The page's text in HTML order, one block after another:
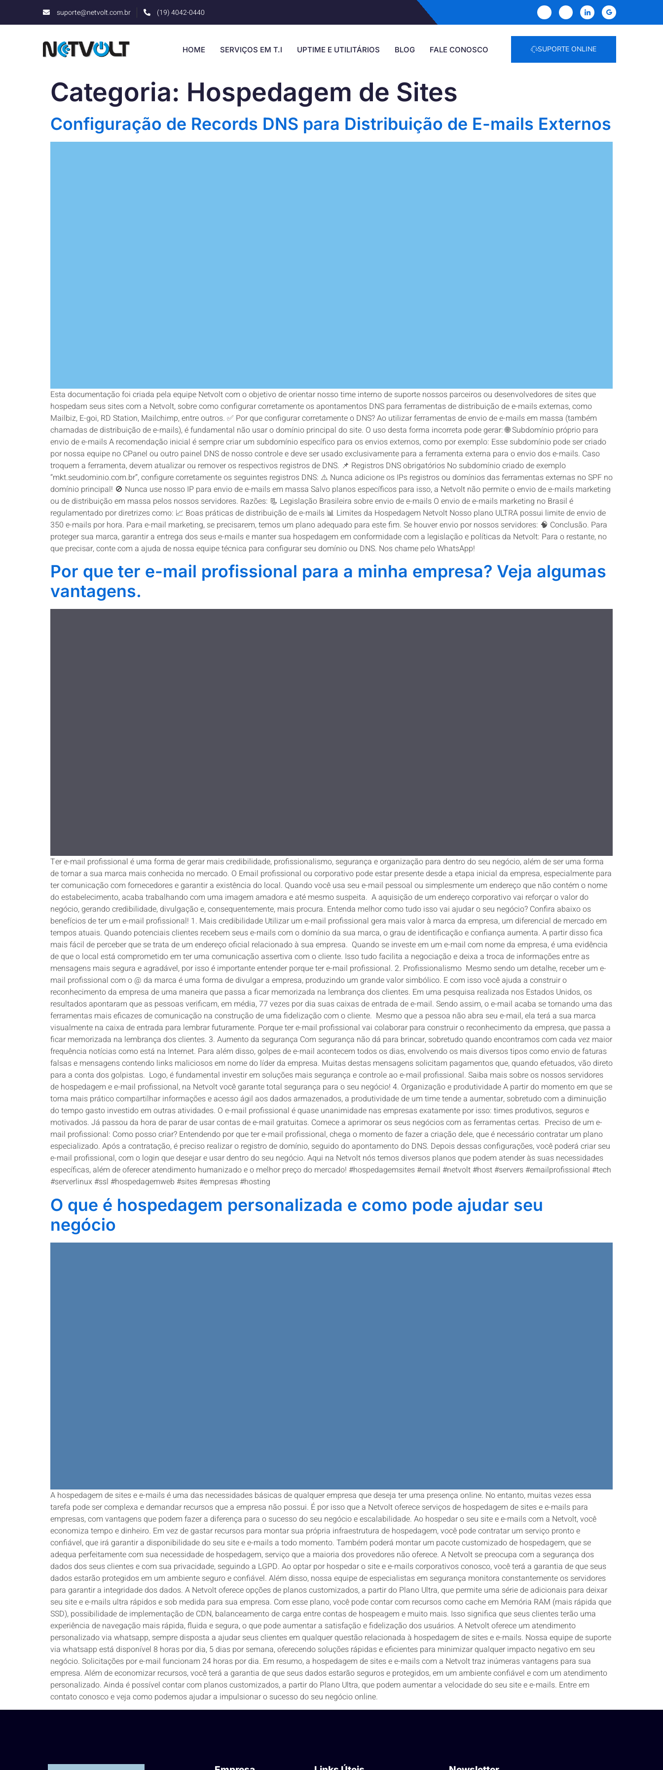
suporte@netvolt.com.br (19) 4042-0440
HOME SERVIÇOS EM T.I UPTIME E UTILITÁRIOS BLOG FALE CONOSCO SUPORTE ONLINE
Categoria: Hospedagem de Sites
Configuração de Records DNS para Distribuição de E-mails Externos
Esta documentação foi criada pela equipe Netvolt com o objetivo de orientar nosso time interno de suporte nossos parceiros ou desenvolvedores de sites que
hospedam seus sites com a Netvolt, sobre como configurar corretamente os apontamentos DNS para ferramentas de distribuição de e-mails externas, como
Mailbiz, E-goi, RD Station, Mailchimp, entre outros. ✅ Por que configurar corretamente o DNS? Ao utilizar ferramentas de envio de e-mails em massa (também
chamadas de distribuição de e-mails), é fundamental não usar o domínio principal do site. O uso desta forma incorreta pode gerar: 🌐 Subdomínio próprio para
envio de e-mails A recomendação inicial é sempre criar um subdomínio específico para os envios externos, como por exemplo: Esse subdomínio pode ser criado
por nossa equipe no CPanel ou outro painel DNS de nosso controle e deve ser usado exclusivamente para a ferramenta externa para o envio dos e-mails. Caso
troquem a ferramenta, devem atualizar ou remover os respectivos registros de DNS. 📌 Registros DNS obrigatórios No subdomínio criado de exemplo
“mkt.seudominio.com.br”, configure corretamente os seguintes registros DNS: ⚠️ Nunca adicione os IPs registros ou domínios das ferramentas externas no SPF no
domínio principal! 🚫 Nunca use nosso IP para envio de e-mails em massa Salvo planos específicos para isso, a Netvolt não permite o envio de e-mails marketing
ou de distribuição em massa pelos nossos servidores. Razões: 📃 Legislação Brasileira sobre envio de e-mails O envio de e-mails marketing no Brasil é
regulamentado por diretrizes como: 📈 Boas práticas de distribuição de e-mails 📊 Limites da Hospedagem Netvolt Nosso plano ULTRA possui limite de envio de
350 e-mails por hora. Para e-mail marketing, se precisarem, temos um plano adequado para este fim. Se houver envio por nossos servidores: 🧠 Conclusão. Para
proteger sua marca, garantir a entrega dos seus e-mails e manter sua hospedagem em conformidade com a legislação e políticas da Netvolt: Para o restante, no
que precisar, conte com a ajuda de nossa equipe técnica para configurar seu domínio ou DNS. Nos chame pelo WhatsApp!
Por que ter e-mail profissional para a minha empresa? Veja algumas
vantagens.
Ter e-mail profissional é uma forma de gerar mais credibilidade, profissionalismo, segurança e organização para dentro do seu negócio, além de ser uma forma
de tornar a sua marca mais conhecida no mercado. O Email profissional ou corporativo pode estar presente desde a etapa inicial da empresa, especialmente para
ter comunicação com fornecedores e garantir a existência do local. Quando você usa seu e-mail pessoal ou simplesmente um endereço que não contém o nome
do estabelecimento, acaba trabalhando com uma imagem amadora e até mesmo suspeita. A aquisição de um endereço corporativo vai reforçar o valor do
negócio, gerando credibilidade, divulgação e, consequentemente, mais procura. Entenda melhor como tudo isso vai ajudar o seu negócio? Confira abaixo os
benefícios de ter um e-mail profissional! 1. Mais credibilidade Utilizar um e-mail profissional gera mais valor à marca da empresa, um diferencial de mercado em
tempos atuais. Quando potenciais clientes recebem seus e-mails com o domínio da sua marca, o grau de identificação e confiança aumenta. A partir disso fica
mais fácil de perceber que se trata de um endereço oficial relacionado à sua empresa. Quando se investe em um e-mail com nome da empresa, é uma evidência
de que o local está comprometido em ter uma comunicação assertiva com o cliente. Isso tudo facilita a negociação e deixa a troca de informações entre as
mensagens mais segura e agradável, por isso é importante entender porque ter e-mail profissional. 2. Profissionalismo Mesmo sendo um detalhe, receber um e-
mail profissional com o @ da marca é uma forma de divulgar a empresa, produzindo um grande valor simbólico. E com isso você ajuda a construir o
reconhecimento da empresa de uma maneira que passa a ficar memorizada na lembrança dos clientes. Em uma pesquisa realizada nos Estados Unidos, os
resultados apontaram que as pessoas verificam, em média, 77 vezes por dia suas caixas de entrada de e-mail. Sendo assim, o e-mail acaba se tornando uma das
ferramentas mais eficazes de comunicação na construção de uma fidelização com o cliente. Mesmo que a pessoa não abra seu e-mail, ela terá a sua marca
visualmente na caixa de entrada para lembrar futuramente. Porque ter e-mail profissional vai colaborar para construir o reconhecimento da empresa, que passa a
ficar memorizada na lembrança dos clientes. 3. Aumento da segurança Com segurança não dá para brincar, sobretudo quando encontramos com cada vez maior
frequência notícias como está na Internet. Para além disso, golpes de e-mail acontecem todos os dias, envolvendo os mais diversos tipos como envio de faturas
falsas e mensagens contendo links maliciosos em nome do líder da empresa. Muitas destas mensagens solicitam pagamentos que, quando efetuados, vão direto
para a conta dos golpistas. Logo, é fundamental investir em soluções mais segurança e controle ao e-mail profissional. Saiba mais sobre os nossos servidores
de hospedagem e e-mail profissional, na Netvolt você garante total segurança para o seu negócio! 4. Organização e produtividade A partir do momento em que se
torna mais prático compartilhar informações e acesso ágil aos dados armazenados, a produtividade de um time tende a aumentar, sobretudo com a diminuição
do tempo gasto investido em outras atividades. O e-mail profissional é quase unanimidade nas empresas exatamente por isso: times produtivos, seguros e
motivados. Já passou da hora de parar de usar contas de e-mail gratuitas. Comece a aprimorar os seus negócios com as ferramentas certas. Preciso de um e-
mail profissional: Como posso criar? Entendendo por que ter e-mail profissional, chega o momento de fazer a criação dele, que é necessário contratar um plano
especializado. Após a contratação, é preciso realizar o registro de domínio, seguido do apontamento do DNS. Depois dessas configurações, você poderá criar seu
e-mail profissional, com o login que desejar e usar dentro do seu negócio. Aqui na Netvolt nós temos diversos planos que podem atender às suas necessidades
específicas, além de oferecer atendimento humanizado e o melhor preço do mercado! #hospedagemsites #email #netvolt #host #servers #emailprofissional #tech
#serverlinux #ssl #hospedagemweb #sites #empresas #hosting
O que é hospedagem personalizada e como pode ajudar seu
negócio
A hospedagem de sites e e-mails é uma das necessidades básicas de qualquer empresa que deseja ter uma presença online. No entanto, muitas vezes essa
tarefa pode ser complexa e demandar recursos que a empresa não possui. É por isso que a Netvolt oferece serviços de hospedagem de sites e e-mails para
empresas, com vantagens que podem fazer a diferença para o sucesso do seu negócio e escalabilidade. Ao hospedar o seu site e e-mails com a Netvolt, você
economiza tempo e dinheiro. Em vez de gastar recursos para montar sua própria infraestrutura de hospedagem, você pode contratar um serviço pronto e
confiável, que irá garantir a disponibilidade do seu site e e-mails a todo momento. Também poderá montar um pacote customizado de hospedagem, que se
adequa perfeitamente com sua necessidade de hospedagem, serviço que a maioria dos provedores não oferece. A Netvolt se preocupa com a segurança dos
dados dos seus clientes e com sua privacidade, seguindo a LGPD. Ao optar por hospedar o site e e-mails corporativos conosco, você terá a garantia de que seus
dados estarão protegidos em um ambiente seguro e confiável. Além disso, nossa equipe de especialistas em segurança monitora constantemente os servidores
para garantir a integridade dos dados. A Netvolt oferece opções de planos customizados, a partir do Plano Ultra, que permite uma série de adicionais para deixar
seu site e e-mails ultra rápidos e sob medida para sua empresa. Com esse plano, você pode contar com recursos como cache em Memória RAM (mais rápida que
SSD), possibilidade de implementação de CDN, balanceamento de carga entre contas de hospeagem e muito mais. Isso significa que seus clientes terão uma
experiência de navegação mais rápida, fluida e segura, o que pode aumentar a satisfação e fidelização dos usuários. A Netvolt oferece um atendimento
personalizado via whatsapp, sempre disposta a ajudar seus clientes em qualquer questão relacionada à hospedagem de sites e e-mails. Nossa equipe de suporte
via whatsapp está disponível 8 horas por dia, 5 dias por semana, oferecendo soluções rápidas e eficientes para minimizar qualquer impacto negativo em seu
negócio. Solicitações por e-mail funcionam 24 horas por dia. Em resumo, a hospedagem de sites e e-mails com a Netvolt traz inúmeras vantagens para sua
empresa. Além de economizar recursos, você terá a garantia de que seus dados estarão seguros e protegidos, em um ambiente confiável e com um atendimento
personalizado. Ainda é possível contar com planos customizados, a partir do Plano Ultra, que podem aumentar a velocidade do seu site e e-mails. Entre em
contato conosco e veja como podemos ajudar a impulsionar o sucesso do seu negócio online.